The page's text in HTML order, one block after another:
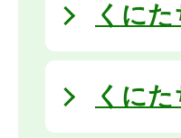
くに
くに